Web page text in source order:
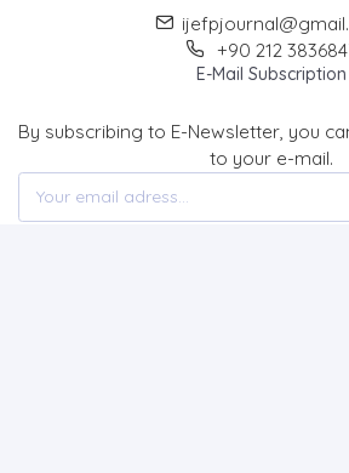
+90 212
E-Mail Subscription
By subscribing to E-Newsletter, you
to your e-mail.